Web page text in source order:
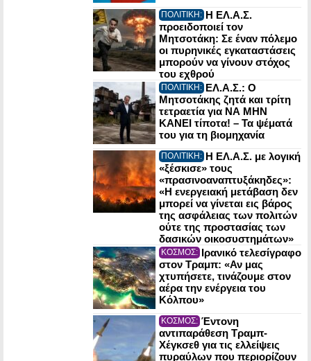
ΠΟΛΙΤΙΚΗ: Η ΕΛ.Α.Σ.
προειδοποιεί τον
Μητσοτάκη: Σε έναν πόλεμο
οι πυρηνικές εγκαταστάσεις
μπορούν να γίνουν στόχος
του εχθρού
ΠΟΛΙΤΙΚΗ: ΕΛ.Α.Σ.: Ο
Μητσοτάκης ζητά και τρίτη
τετραετία για ΝΑ ΜΗΝ
ΚΑΝΕΙ τίποτα! – Τα ψέματά
του για τη βιομηχανία
ΠΟΛΙΤΙΚΗ: Η ΕΛ.Α.Σ. με λογική
«ξέσκισε» τους
«πρασινοαναπτυξάκηδες»:
«Η ενεργειακή μετάβαση δεν
μπορεί να γίνεται εις βάρος
της ασφάλειας των πολιτών
ούτε της προστασίας των
δασικών οικοσυστημάτων»
ΚΟΣΜΟΣ: Ιρανικό τελεσίγραφο
στον Τραμπ: «Αν μας
χτυπήσετε, τινάζουμε στον
αέρα την ενέργεια του
Κόλπου»
ΚΟΣΜΟΣ: Έντονη
αντιπαράθεση Τραμπ-
Χέγκσεθ για τις ελλείψεις
πυραύλων που περιορίζουν